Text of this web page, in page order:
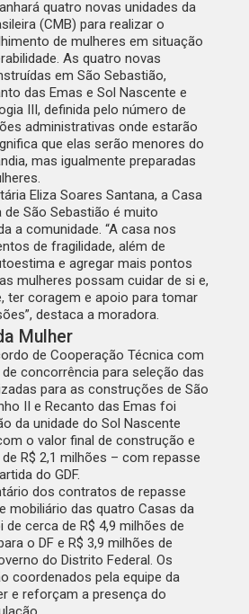
quatro novas unidades da
(CMB) para realizar o
de mulheres em situação
As quatro novas
em São Sebastião,
das Emas e Sol Nascente e
III, definida pelo número de
administrativas onde estarão
que elas serão menores do
mas igualmente preparadas
Eliza Soares Santana, a Casa
de São Sebastião é muito
a comunidade. “A casa nos
de fragilidade, além de
e agregar mais pontos
mulheres possam cuidar de si e,
ter coragem e apoio para tomar
destaca a moradora.
Mulher
de Cooperação Técnica com
concorrência para seleção das
para as construções de São
II e Recanto das Emas foi
da unidade do Sol Nascente
o valor final de construção e
R$ 2,1 milhões – com repasse
do GDF.
dos contratos de repasse
mobiliário das quatro Casas da
de cerca de R$ 4,9 milhões de
o DF e R$ 3,9 milhões de
do Distrito Federal. Os
coordenados pela equipe da
e reforçam a presença do